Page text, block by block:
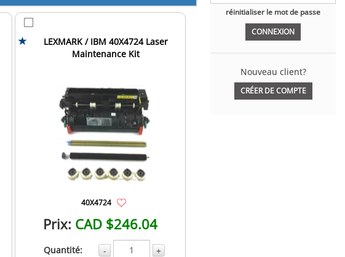
LEXMARK / IBM 40X4724 Laser
Maintenance Kit
40X4724
Prix: CAD $246.04
Quantité: - +
réinitialiser le mot de passe
Nouveau client?
CRÉER DE COMPTE